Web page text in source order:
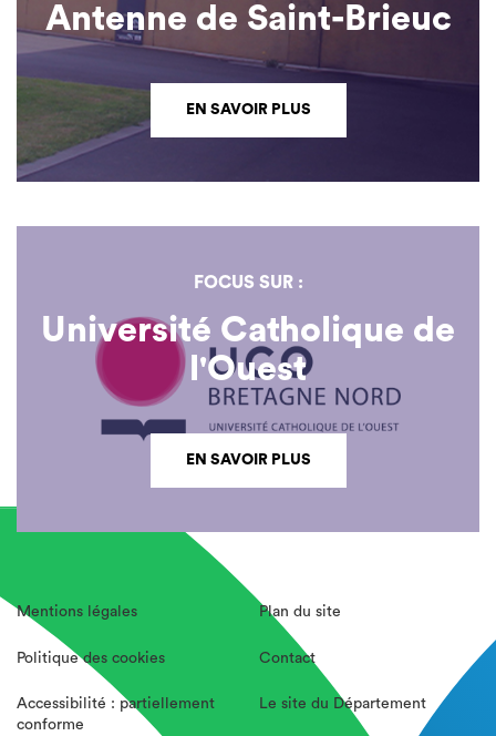
Antenne de Saint-Brieuc
EN SAVOIR PLUS
FOCUS SUR :
Université Catholique de
l'Ouest
EN SAVOIR PLUS
Mentions légales
Politique des cookies
Accessibilité : partiellement
conforme
Plan du site
Contact
Le site du Département